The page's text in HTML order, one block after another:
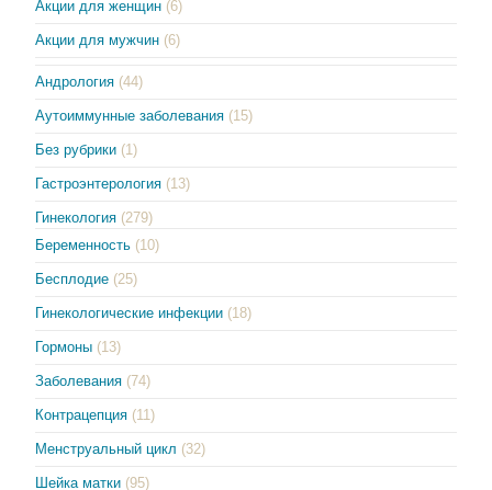
Акции для женщин (6)
Акции для мужчин (6)
Андрология (44)
Аутоиммунные заболевания (15)
Без рубрики (1)
Гастроэнтерология (13)
Гинекология (279)
Беременность (10)
Бесплодие (25)
Гинекологические инфекции (18)
Гормоны (13)
Заболевания (74)
Контрацепция (11)
Менструальный цикл (32)
Шейка матки (95)